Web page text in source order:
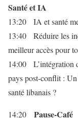
Santé et IA
13:20 IA et santé
13:40 Réduire les
meilleur accès pour
14:00 L’intégration
pays post-conflit :
santé libanais ?
14:20 Pause-Café